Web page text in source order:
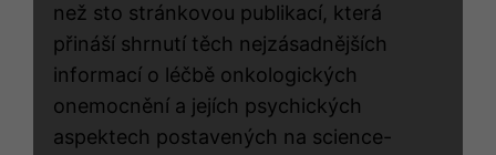
než sto stránkovou publikací, která
přináší shrnutí těch nejzásadnějších
informací o léčbě onkologických
onemocnění a jejích psychických
aspektech postavených na science-